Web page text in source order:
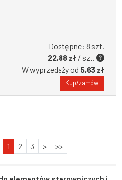
Dostępne: 8 szt.
22,88 zł / szt.
W wyprzedaży od 5,63 zł
Kup/zamów
1 2 3 > >>
elementów sterowniczych i